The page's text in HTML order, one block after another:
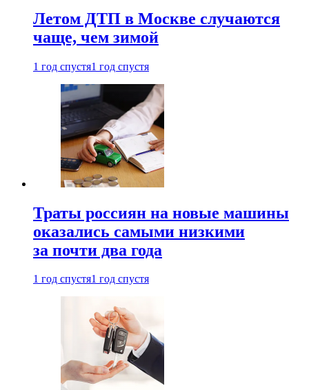
Летом ДТП в Москве случаются
чаще, чем зимой
1 год спустя1 год спустя
Траты россиян на новые машины
оказались самыми низкими
за почти два года
1 год спустя1 год спустя